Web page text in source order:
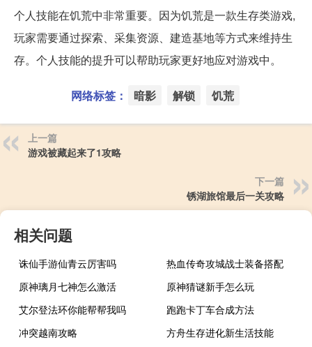
个人技能在饥荒中非常重要。因为饥荒是一款生存类游戏,
玩家需要通过探索、采集资源、建造基地等方式来维持生
存。个人技能的提升可以帮助玩家更好地应对游戏中。
网络标签： 暗影 解锁 饥荒
上一篇
游戏被藏起来了1攻略
下一篇
锈湖旅馆最后一关攻略
相关问题
诛仙手游仙青云厉害吗
热血传奇攻城战士装备搭配
原神璃月七神怎么激活
原神猜谜新手怎么玩
艾尔登法环你能帮帮我吗
跑跑卡丁车合成方法
冲突越南攻略
方舟生存进化新生活技能